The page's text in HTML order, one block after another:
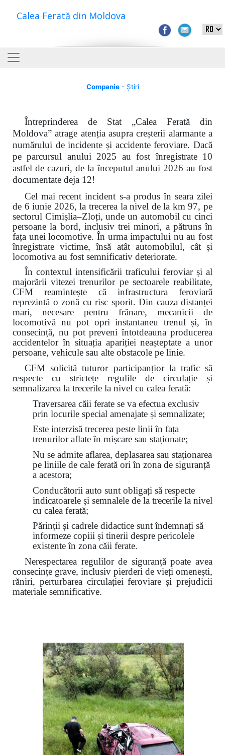
Calea Ferată din Moldova
Companie- Știri
Întreprinderea de Stat „Calea Ferată din
Moldova” atrage atenția asupra creșterii alarmante a
numărului de incidente și accidente feroviare. Dacă
pe parcursul anului 2025 au fost înregistrate 10
astfel de cazuri, de la începutul anului 2026 au fost
documentate deja 12!
Cel mai recent incident s-a produs în seara zilei
de 6 iunie 2026, la trecerea la nivel de la km 97, pe
sectorul Cimișlia–Zloți, unde un automobil cu cinci
persoane la bord, inclusiv trei minori, a pătruns în
fața unei locomotive. În urma impactului nu au fost
înregistrate victime, însă atât automobilul, cât și
locomotiva au fost semnificativ deteriorate.
În contextul intensificării traficului feroviar și al
majorării vitezei trenurilor pe sectoarele reabilitate,
CFM reamintește că infrastructura feroviară
reprezintă o zonă cu risc sporit. Din cauza distanței
mari, necesare pentru frânare, mecanicii de
locomotivă nu pot opri instantaneu trenul și, în
consecință, nu pot preveni întotdeauna producerea
accidentelor în situația apariției neașteptate a unor
persoane, vehicule sau alte obstacole pe linie.
CFM solicită tuturor participanțior la trafic să
respecte cu strictețe regulile de circulație și
semnalizarea la trecerile la nivel cu calea ferată:
Traversarea căii ferate se va efectua exclusiv
prin locurile special amenajate și semnalizate;
Este interzisă trecerea peste linii în fața
trenurilor aflate în mișcare sau staționate;
Nu se admite aflarea, deplasarea sau staționarea
pe liniile de cale ferată ori în zona de siguranță
a acestora;
Conducătorii auto sunt obligați să respecte
indicatoarele și semnalele de la trecerile la nivel
cu calea ferată;
Părinții și cadrele didactice sunt îndemnați să
informeze copiii și tinerii despre pericolele
existente în zona căii ferate.
Nerespectarea regulilor de siguranță poate avea
consecințe grave, inclusiv pierderi de vieți omenești,
răniri, perturbarea circulației feroviare și prejudicii
materiale semnificative.